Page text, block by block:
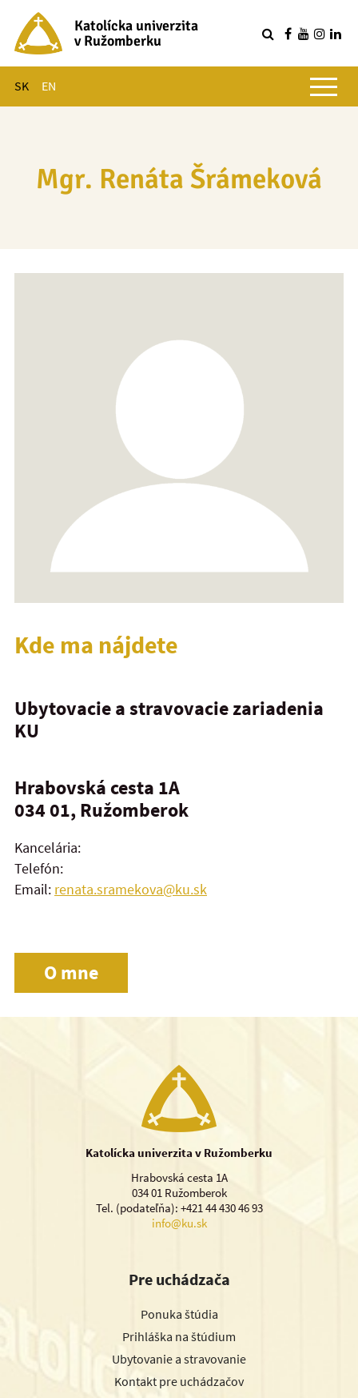
Katolícka univerzita
v Ružomberku
SK EN
Hlavné menu
Mgr. Renáta Šrámeková
Kde ma nájdete
Ubytovacie a stravovacie zariadenia
KU
Hrabovská cesta 1A
034 01, Ružomberok
Kancelária:
Telefón:
Email: renata.sramekova@ku.sk
O mne
Katolícka univerzita v Ružomberku
Hrabovská cesta 1A
034 01 Ružomberok
Tel. (podateľňa): +421 44 430 46 93
info@ku.sk
Pre uchádzača
Ponuka štúdia
Prihláška na štúdium
Ubytovanie a stravovanie
Kontakt pre uchádzačov